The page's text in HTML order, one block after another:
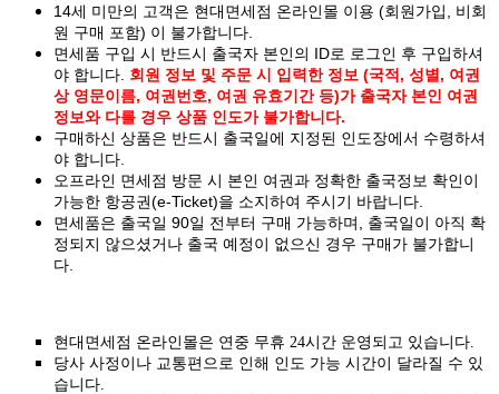
14세 미만의 고객은 현대면세점 온라인몰 이용 (회원가입, 비회
원 구매 포함) 이 불가합니다.
면세품 구입 시 반드시 출국자 본인의 ID로 로그인 후 구입하셔
야 합니다. 회원 정보 및 주문 시 입력한 정보 (국적, 성별, 여권
상 영문이름, 여권번호, 여권 유효기간 등)가 출국자 본인 여권
정보와 다를 경우 상품 인도가 불가합니다.
구매하신 상품은 반드시 출국일에 지정된 인도장에서 수령하셔
야 합니다.
오프라인 면세점 방문 시 본인 여권과 정확한 출국정보 확인이
가능한 항공권(e-Ticket)을 소지하여 주시기 바랍니다.
면세품은 출국일 90일 전부터 구매 가능하며, 출국일이 아직 확
정되지 않으셨거나 출국 예정이 없으신 경우 구매가 불가합니
다.
현대면세점 온라인몰은 연중 무휴 24시간 운영되고 있습니다.
당사 사정이나 교통편으로 인해 인도 가능 시간이 달라질 수 있
습니다.